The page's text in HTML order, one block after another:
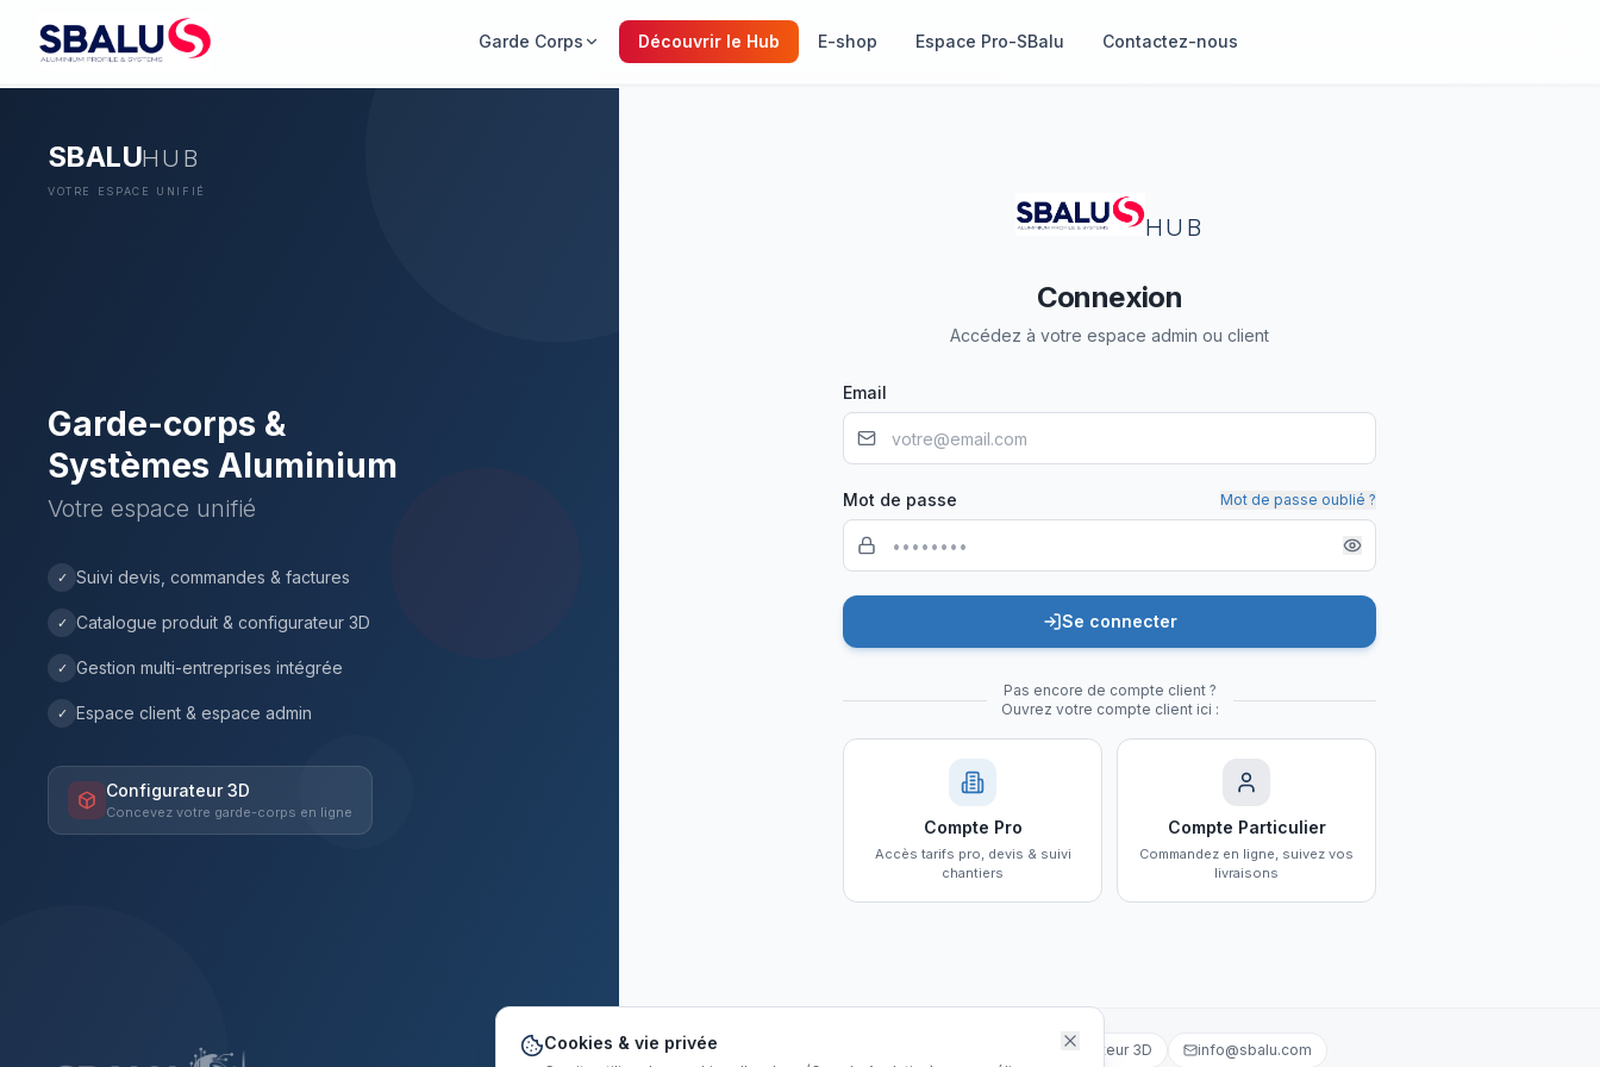
Garde Corps Découvrir le Hub E-shop Espace Pro-SBalu Contactez-nous
SBALUHUB
VOTRE ESPACE UNIFIÉ
Garde-corps &
Systèmes Aluminium
Votre espace unifié
✓ Suivi devis, commandes & factures
✓ Catalogue produit & configurateur 3D
✓ Gestion multi-entreprises intégrée
✓ Espace client & espace admin
Configurateur 3D
Concevez votre garde-corps en ligne
HUB
Connexion
Accédez à votre espace admin ou client
Email
Mot de passe Mot de passe oublié ?
Se connecter
Pas encore de compte client ?
Ouvrez votre compte client ici :
Compte Pro
Accès tarifs pro, devis & suivi
chantiers
Compte Particulier
Commandez en ligne, suivez vos
livraisons
Configurateur 3D info@sbalu.com
Cookies & vie privée